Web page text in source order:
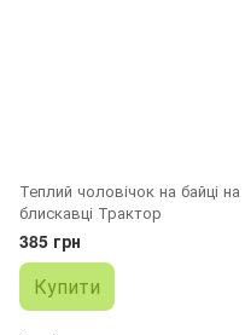
Теплий чоловічок на байці на
блискавці Трактор
385 грн
Купити